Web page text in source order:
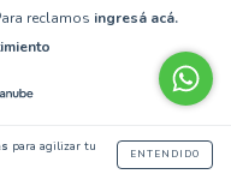
para agilizar tu
ENTENDIDO
reclamos ingresá acá.